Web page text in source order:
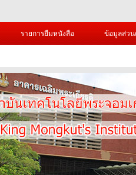
รายการยืมหนังสือ ข้อมูลส่ว